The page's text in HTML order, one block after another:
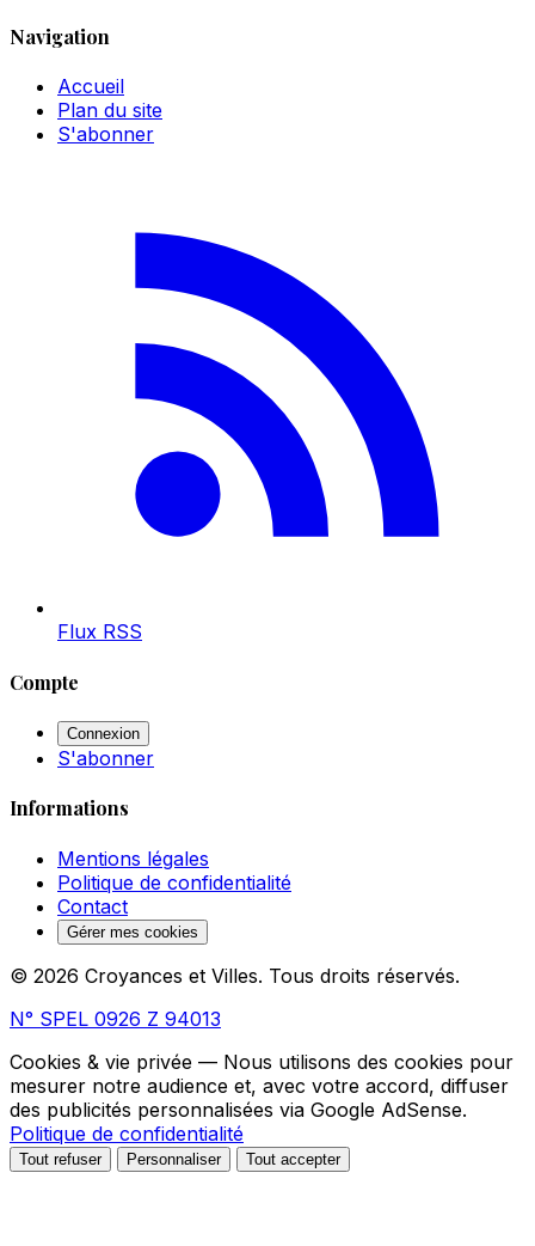
Navigation
Accueil
Plan du site
S'abonner
Flux RSS
Compte
Connexion
S'abonner
Informations
Mentions légales
Politique de confidentialité
Contact
Gérer mes cookies
© 2026 Croyances et Villes. Tous droits réservés.
N° SPEL 0926 Z 94013
Cookies & vie privée — Nous utilisons des cookies pour
mesurer notre audience et, avec votre accord, diffuser
des publicités personnalisées via Google AdSense.
Politique de confidentialité
Tout refuser Personnaliser Tout accepter